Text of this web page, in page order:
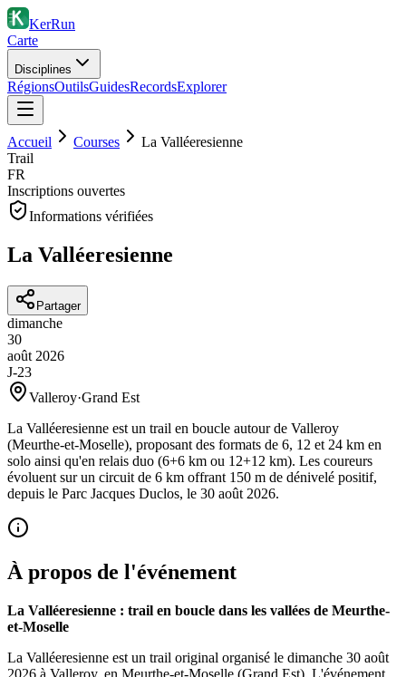
KerRun
Carte
Disciplines
RégionsOutilsGuidesRecordsExplorer
Accueil Courses
La Valléeresienne
Trail
FR
Inscriptions ouvertes
Informations vérifiées
La Valléeresienne
Partager
dimanche
30
août 2026
J-23
Valleroy·Grand Est
La Valléeresienne est un trail en boucle autour de Valleroy
(Meurthe-et-Moselle), proposant des formats de 6, 12 et 24 km en
solo ainsi qu'en relais duo (6+6 km ou 12+12 km). Les coureurs
évoluent sur un circuit de 6 km offrant 150 m de dénivelé positif,
depuis le Parc Jacques Duclos, le 30 août 2026.
À propos de l'événement
La Valléeresienne : trail en boucle dans les vallées de Meurthe-
et-Moselle
La Valléeresienne est un trail original organisé le dimanche 30 août
2026 à Valleroy, en Meurthe-et-Moselle (Grand Est). L'événement